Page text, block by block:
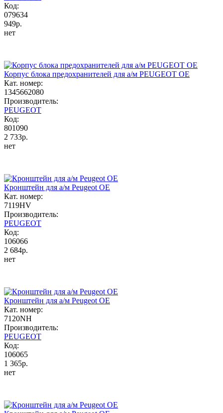
Код:
079634
949р.
нет
Корпус блока предохранителей для а/м PEUGEOT OE
Кат. номер:
1345662080
Производитель:
PEUGEOT
Код:
801090
2 733р.
нет
Кронштейн для а/м Peugeot OE
Кат. номер:
7119HV
Производитель:
PEUGEOT
Код:
106066
2 684р.
нет
Кронштейн для а/м Peugeot OE
Кат. номер:
7120NH
Производитель:
PEUGEOT
Код:
106065
1 365р.
нет